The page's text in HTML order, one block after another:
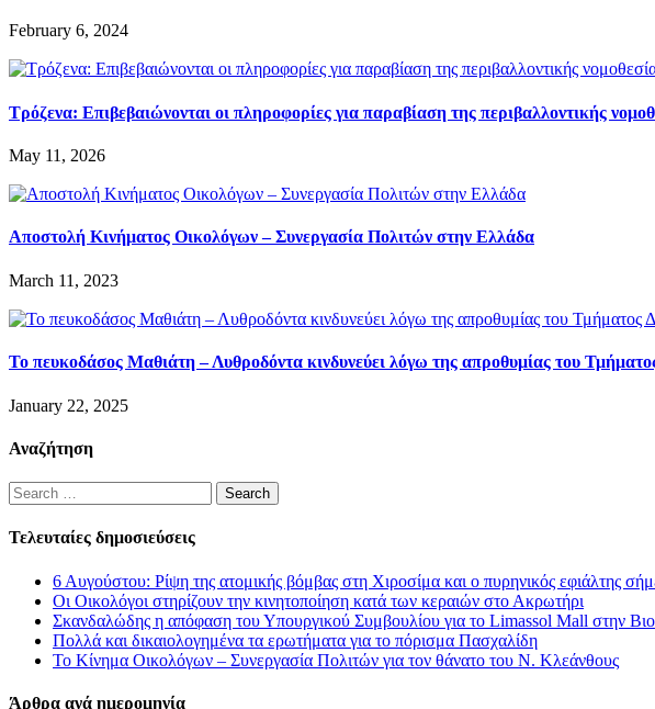
February 6, 2024
Τρόζενα: Επιβεβαιώνονται οι πληροφορίες για παραβίαση της περιβαλλοντικής
May 11, 2026
Αποστολή Κινήματος Οικολόγων – Συνεργασία Πολιτών στην Ελλάδα
March 11, 2023
Το πευκοδάσος Μαθιάτη – Λυθροδόντα κινδυνεύει λόγω της απροθυμίας του
January 22, 2025
Αναζήτηση
Search
for:
Τελευταίες δημοσιεύσεις
6 Αυγούστου: Ρίψη της ατομικής βόμβας στη Χιροσίμα και ο πυρηνικός εφιάλτης
Οι Οικολόγοι στηρίζουν την κινητοποίηση κατά των κεραιών στο Ακρωτήρι
Σκανδαλώδης η απόφαση του Υπουργικού Συμβουλίου για το Limassol Mall στην
Πολλά και δικαιολογημένα τα ερωτήματα για το πόρισμα Πασχαλίδη
Το Κίνημα Οικολόγων – Συνεργασία Πολιτών για τον θάνατο του Ν. Κλεάνθους
Άρθρα ανά ημερομηνία